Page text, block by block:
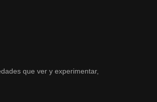
que ver y experimentar,